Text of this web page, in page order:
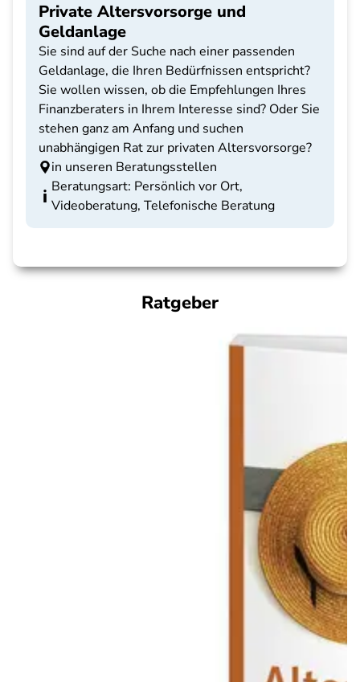
Private Altersvorsorge und
Geldanlage
Sie sind auf der Suche nach einer passenden
Geldanlage, die Ihren Bedürfnissen entspricht?
Sie wollen wissen, ob die Empfehlungen Ihres
Finanzberaters in Ihrem Interesse sind? Oder Sie
stehen ganz am Anfang und suchen
unabhängigen Rat zur privaten Altersvorsorge?
in unseren Beratungsstellen
Beratungsart: Persönlich vor Ort,
Videoberatung, Telefonische Beratung
Ratgeber